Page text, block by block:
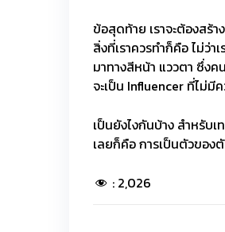
ข้อสุดท้าย เราจะต้องสร้
สิ่งที่เราควรทำก็คือ ไม่ว่
มาทางสีหน้า แววตา ซึ่งค
จะเป็น Influencer ที่ไม่มี
เป็นยังไงกันบ้าง สำหรับ
เลยก็คือ การเป็นตัวของ
: 2,026